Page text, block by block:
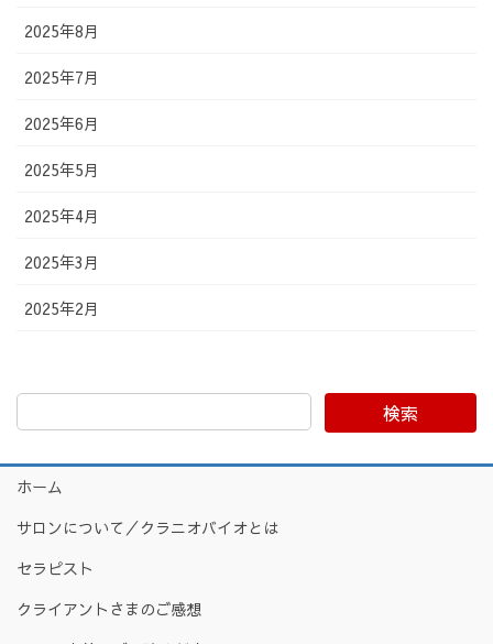
2025年8月
2025年7月
2025年6月
2025年5月
2025年4月
2025年3月
2025年2月
検索
ホーム
サロンについて／クラニオバイオとは
セラピスト
クライアントさまのご感想